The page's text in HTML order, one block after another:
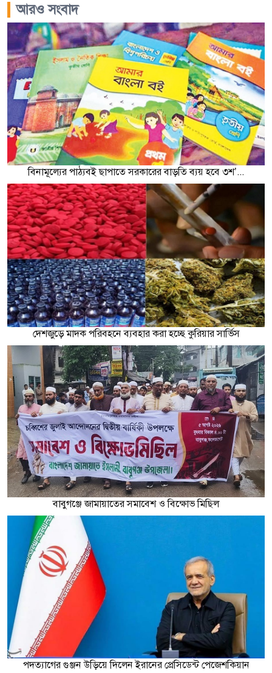
আরও সংবাদ
বিনামূল্যের পাঠ্যবই ছাপাতে সরকারের বাড়তি ব্যয় হবে ৩শ’...
দেশজুড়ে মাদক পরিবহনে ব্যবহার করা হচ্ছে কুরিয়ার সার্ভিস
বাবুগঞ্জে জামায়াতের সমাবেশ ও বিক্ষোভ মিছিল
পদত্যাগের গুঞ্জন উড়িয়ে দিলেন ইরানের প্রেসিডেন্ট পেজেশকিয়ান